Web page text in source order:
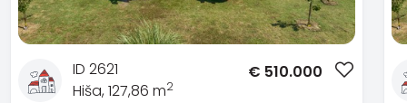
ID 2621
Hiša, 127,86 m2
€ 510.000